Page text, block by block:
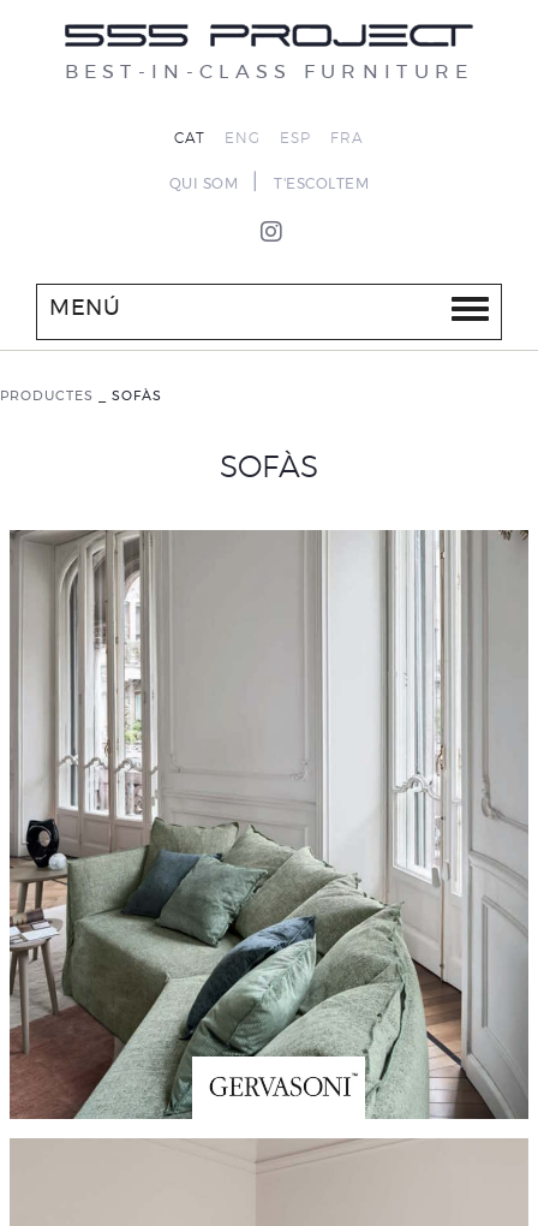
BEST-IN-CLASS FURNITURE
CAT ENG ESP FRA
QUI SOM T'ESCOLTEM
MENÚ
PRODUCTES SOFÀS
SOFÀS